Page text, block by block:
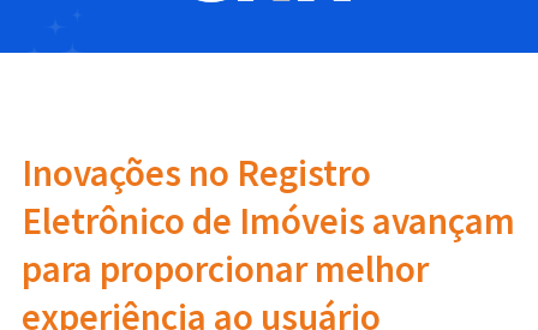
Inovações no Registro
Eletrônico de Imóveis avançam
para proporcionar melhor
experiência ao usuário